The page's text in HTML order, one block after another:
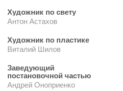
Художник по свету
Антон Астахов
Художник по пластике
Виталий Шилов
Заведующий
постановочной частью
Андрей Оноприенко